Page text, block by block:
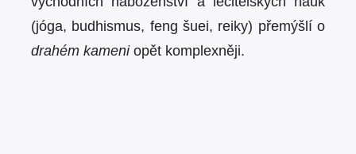
(jóga, budhismus, feng šuei, reiky) přemýšlí o
drahém kameniopět komplexněji.